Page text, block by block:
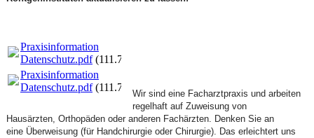
Praxisinformation
Datenschutz.pdf(111.78KB)
Praxisinformation
Datenschutz.pdf(111.78KB)
Wir sind eine Facharztpraxis und arbeiten
regelhaft auf Zuweisung von
Hausärzten, Orthopäden oder anderen Fachärzten. Denken Sie an
eine Überweisung (für Handchirurgie oder Chirurgie). Das erleichtert uns